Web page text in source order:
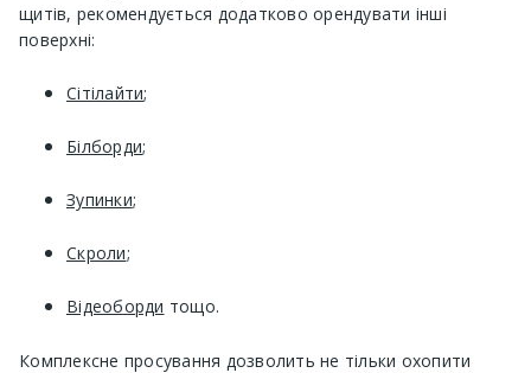
щитів, рекомендується додатково орендувати інші
поверхні:
Сітілайти;
Білборди;
Зупинки;
Скроли;
Відеоборди тощо.
Комплексне просування дозволить не тільки охопити